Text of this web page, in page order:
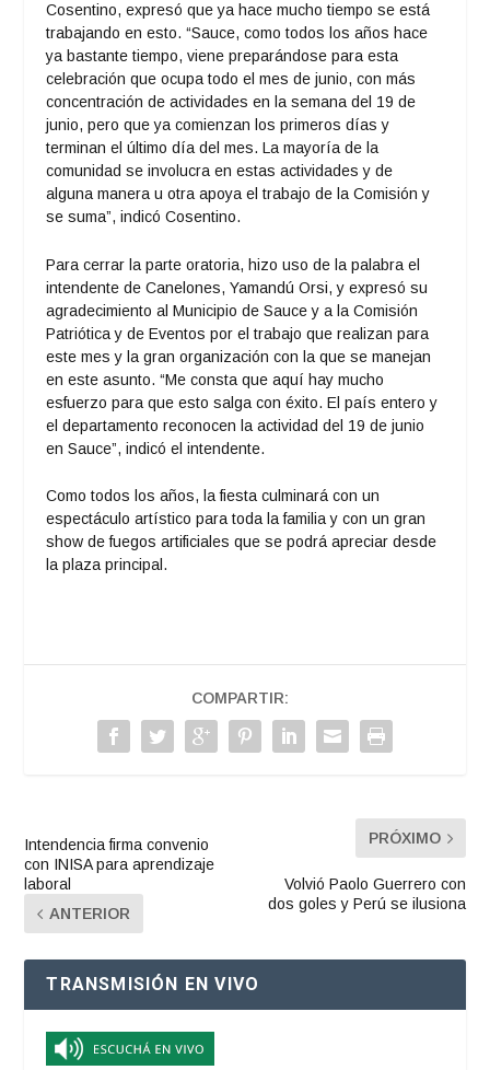
Cosentino, expresó que ya hace mucho tiempo se está
trabajando en esto. “Sauce, como todos los años hace
ya bastante tiempo, viene preparándose para esta
celebración que ocupa todo el mes de junio, con más
concentración de actividades en la semana del 19 de
junio, pero que ya comienzan los primeros días y
terminan el último día del mes. La mayoría de la
comunidad se involucra en estas actividades y de
alguna manera u otra apoya el trabajo de la Comisión y
se suma”, indicó Cosentino.
Para cerrar la parte oratoria, hizo uso de la palabra el
intendente de Canelones, Yamandú Orsi, y expresó su
agradecimiento al Municipio de Sauce y a la Comisión
Patriótica y de Eventos por el trabajo que realizan para
este mes y la gran organización con la que se manejan
en este asunto. “Me consta que aquí hay mucho
esfuerzo para que esto salga con éxito. El país entero y
el departamento reconocen la actividad del 19 de junio
en Sauce”, indicó el intendente.
Como todos los años, la fiesta culminará con un
espectáculo artístico para toda la familia y con un gran
show de fuegos artificiales que se podrá apreciar desde
la plaza principal.
COMPARTIR:
Intendencia firma convenio
con INISA para aprendizaje
laboral
ANTERIOR
PRÓXIMO
Volvió Paolo Guerrero con
dos goles y Perú se ilusiona
TRANSMISIÓN EN VIVO